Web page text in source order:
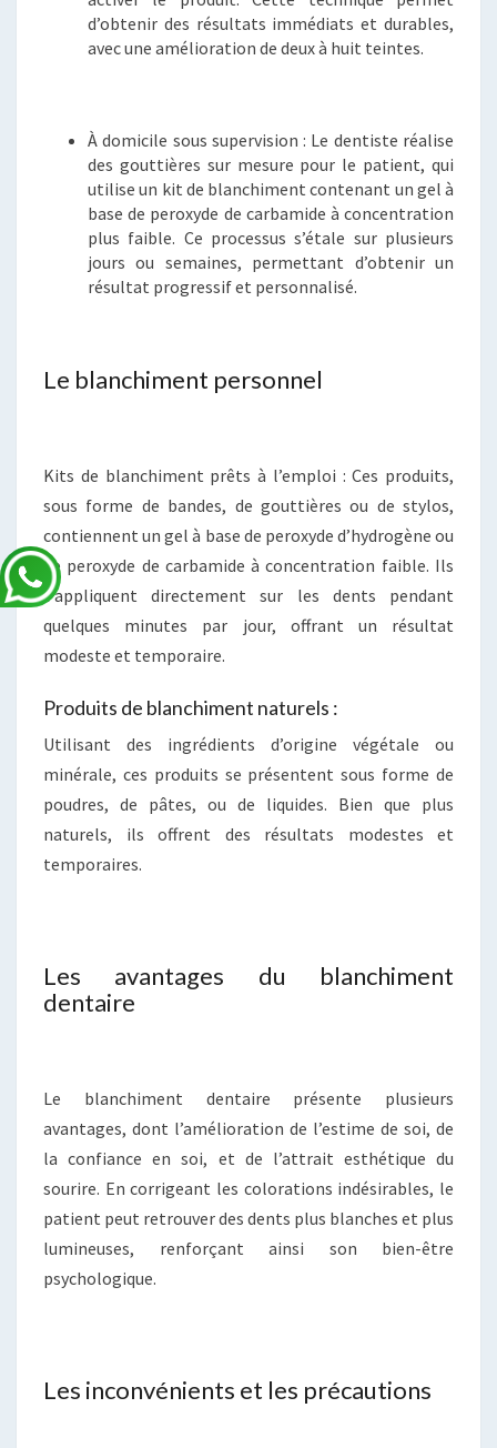
d’obtenir des résultats immédiats et durables,
avec une amélioration de deux à huit teintes.
À domicile sous supervision : Le dentiste réalise
des gouttières sur mesure pour le patient, qui
utilise un kit de blanchiment contenant un gel à
base de peroxyde de carbamide à concentration
plus faible. Ce processus s’étale sur plusieurs
jours ou semaines, permettant d’obtenir un
résultat progressif et personnalisé.
Le blanchiment personnel
Kits de blanchiment prêts à l’emploi : Ces produits,
sous forme de bandes, de gouttières ou de stylos,
contiennent un gel à base de peroxyde d’hydrogène ou
de peroxyde de carbamide à concentration faible. Ils
s’appliquent directement sur les dents pendant
quelques minutes par jour, offrant un résultat
modeste et temporaire.
Produits de blanchiment naturels :
Utilisant des ingrédients d’origine végétale ou
minérale, ces produits se présentent sous forme de
poudres, de pâtes, ou de liquides. Bien que plus
naturels, ils offrent des résultats modestes et
temporaires.
Les avantages du blanchiment
dentaire
Le blanchiment dentaire présente plusieurs
avantages, dont l’amélioration de l’estime de soi, de
la confiance en soi, et de l’attrait esthétique du
sourire. En corrigeant les colorations indésirables, le
patient peut retrouver des dents plus blanches et plus
lumineuses, renforçant ainsi son bien-être
psychologique.
Les inconvénients et les précautions